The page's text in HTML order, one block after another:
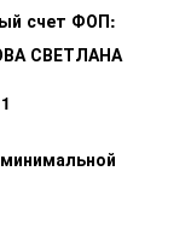
счет ФОП:
СВЕТЛАНА